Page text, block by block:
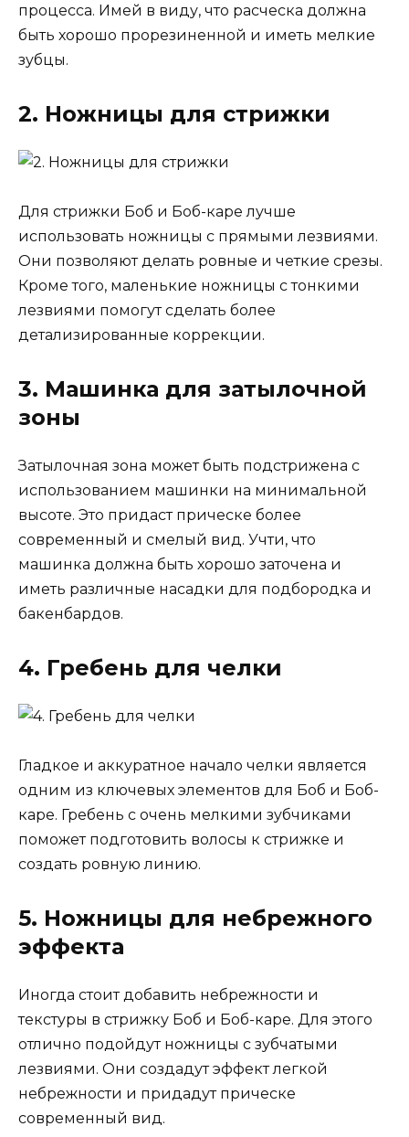
процесса. Имей в виду, что расческа должна
быть хорошо прорезиненной и иметь мелкие
зубцы.
2. Ножницы для стрижки
Для стрижки Боб и Боб-каре лучше
использовать ножницы с прямыми лезвиями.
Они позволяют делать ровные и четкие срезы.
Кроме того, маленькие ножницы с тонкими
лезвиями помогут сделать более
детализированные коррекции.
3. Машинка для затылочной
зоны
Затылочная зона может быть подстрижена с
использованием машинки на минимальной
высоте. Это придаст прическе более
современный и смелый вид. Учти, что
машинка должна быть хорошо заточена и
иметь различные насадки для подбородка и
бакенбардов.
4. Гребень для челки
Гладкое и аккуратное начало челки является
одним из ключевых элементов для Боб и Боб-
каре. Гребень с очень мелкими зубчиками
поможет подготовить волосы к стрижке и
создать ровную линию.
5. Ножницы для небрежного
эффекта
Иногда стоит добавить небрежности и
текстуры в стрижку Боб и Боб-каре. Для этого
отлично подойдут ножницы с зубчатыми
лезвиями. Они создадут эффект легкой
небрежности и придадут прическе
современный вид.